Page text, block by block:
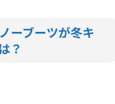
ーブーツが冬キ
？